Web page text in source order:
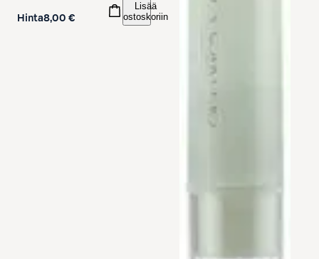
Hinta8,00 €
Lisää
ostoskoriin